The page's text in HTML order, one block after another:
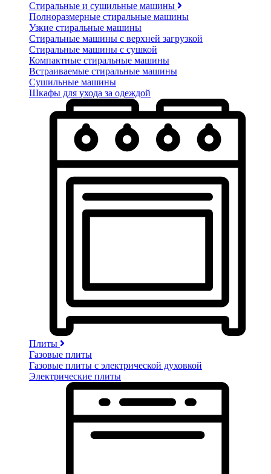
Стиральные и сушильные машины
Полноразмерные стиральные машины
Узкие стиральные машины
Стиральные машины с верхней загрузкой
Стиральные машины с сушкой
Компактные стиральные машины
Встраиваемые стиральные машины
Сушильные машины
Шкафы для ухода за одеждой
Плиты
Газовые плиты
Газовые плиты с электрической духовкой
Электрические плиты